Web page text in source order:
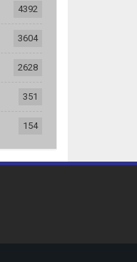
4392
3604
2628
351
154